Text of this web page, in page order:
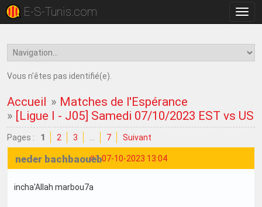
la
E-S-Tunis.com
Vous n'êtes pas identifié(e).
Accueil » Matches de l'Espérance
» [Ligue I - J05] Samedi 07/10/2023 EST vs
Pages : 1 2 3 7 Suivant
#1 07-10-2023 13:04
neder bachbaoueb
incha'Allah marbou7a